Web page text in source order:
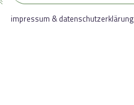
impressum & datenschutzerklärung